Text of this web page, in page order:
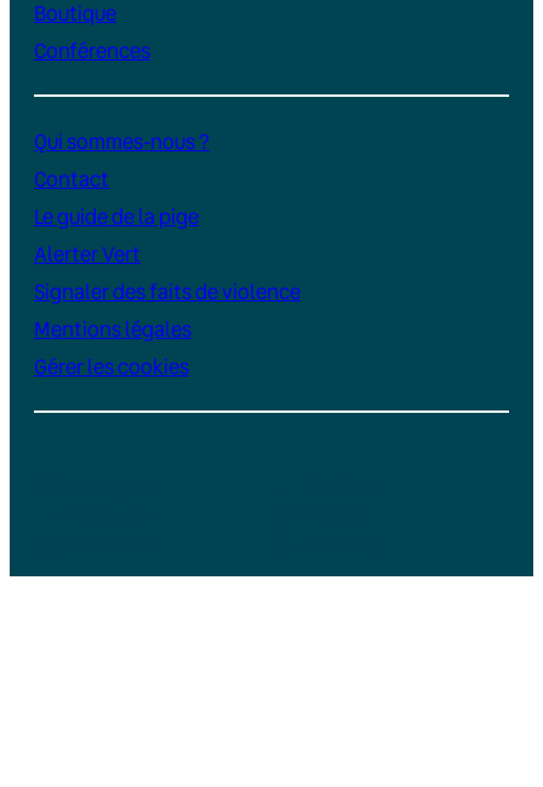
Boutique
Conférences
Qui sommes-nous ?
Contact
Le guide de la pige
Alerter Vert
Signaler des faits de violence
Mentions légales
Gérer les cookies